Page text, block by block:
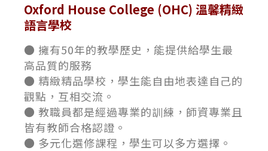
Oxford House College (OHC) 溫馨精緻
語言學校
● 擁有50年的教學歷史，能提供給學生最
高品質的服務
● 精緻精品學校，學生能自由地表達自己的
觀點，互相交流。
● 教職員都是經過專業的訓練，師資專業且
皆有教師合格認證。
● 多元化選修課程，學生可以多方選擇。